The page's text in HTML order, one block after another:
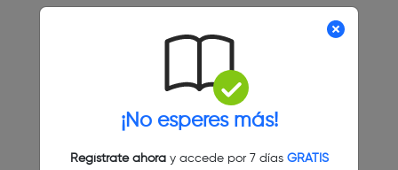
¡No esperes más!
Regístrate ahoray accede por 7 días GRATIS